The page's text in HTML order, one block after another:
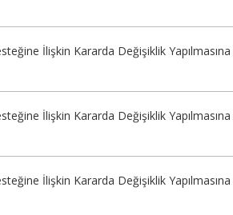
İlişkin Kararda Değişiklik Yapılmasına
İlişkin Kararda Değişiklik Yapılmasına
İlişkin Kararda Değişiklik Yapılmasına